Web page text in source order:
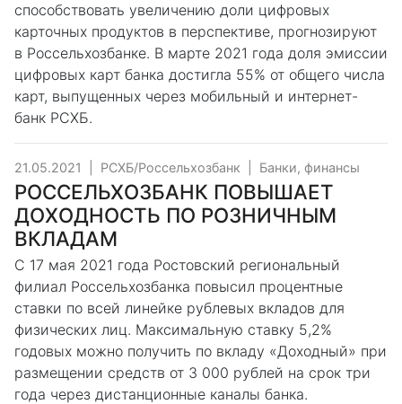
способствовать увеличению доли цифровых
карточных продуктов в перспективе, прогнозируют
в Россельхозбанке. В марте 2021 года доля эмиссии
цифровых карт банка достигла 55% от общего числа
карт, выпущенных через мобильный и интернет-
банк РСХБ.
21.05.2021 РСХБ/Россельхозбанк Банки, финансы
РОССЕЛЬХОЗБАНК ПОВЫШАЕТ
ДОХОДНОСТЬ ПО РОЗНИЧНЫМ
ВКЛАДАМ
С 17 мая 2021 года Ростовский региональный
филиал Россельхозбанка повысил процентные
ставки по всей линейке рублевых вкладов для
физических лиц. Максимальную ставку 5,2%
годовых можно получить по вкладу «Доходный» при
размещении средств от 3 000 рублей на срок три
года через дистанционные каналы банка.